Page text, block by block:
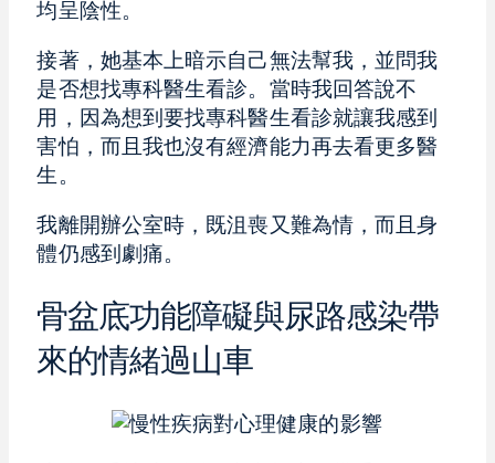
均呈陰性。
接著，她基本上暗示自己無法幫我，並問我
是否想找專科醫生看診。當時我回答說不
用，因為想到要找專科醫生看診就讓我感到
害怕，而且我也沒有經濟能力再去看更多醫
生。
我離開辦公室時，既沮喪又難為情，而且身
體仍感到劇痛。
骨盆底功能障礙與尿路感染帶
來的情緒過山車